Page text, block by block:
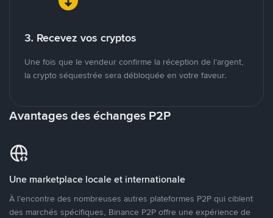
3. Recevez vos cryptos
Une fois que le vendeur confirme la réception de l’argent,
la crypto séquestrée sera débloquée en votre faveur.
Avantages des échanges P2P
Une marketplace locale et internationale
À l’encontre des nombreuses autres plateformes P2P qui ciblent
des marchés spécifiques, Binance P2P offre une expérience de